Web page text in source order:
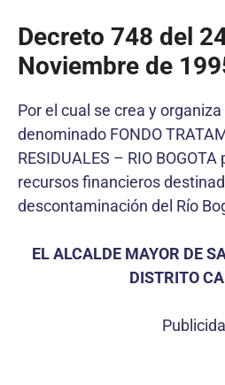
Decreto 748 del
Noviembre de
Por el cual se crea y organiza
denominado FONDO
RESIDUALES – RIO
recursos financieros
descontaminación del Río
EL ALCALDE MAYOR DE
DISTRITO